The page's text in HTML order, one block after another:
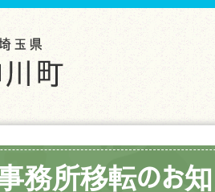
務所移転のお知